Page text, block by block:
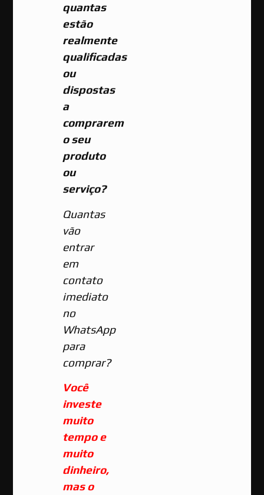
quantas
estão
realmente
qualificadas
ou
dispostas
a
comprarem
o seu
produto
ou
serviço?
Quantas
vão
entrar
em
contato
imediato
no
WhatsApp
para
comprar?
Você
investe
muito
tempo e
muito
dinheiro,
mas o